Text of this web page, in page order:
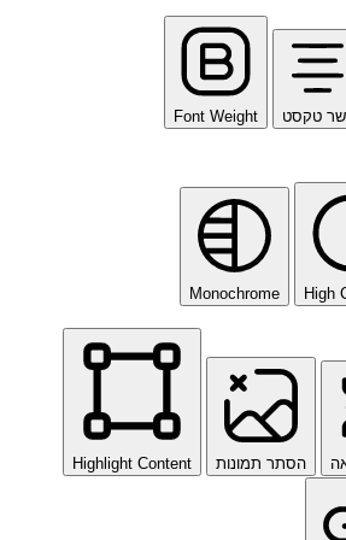
טקסט Font Weight
High
Monochrome
הסתר תמונות Highlight Content